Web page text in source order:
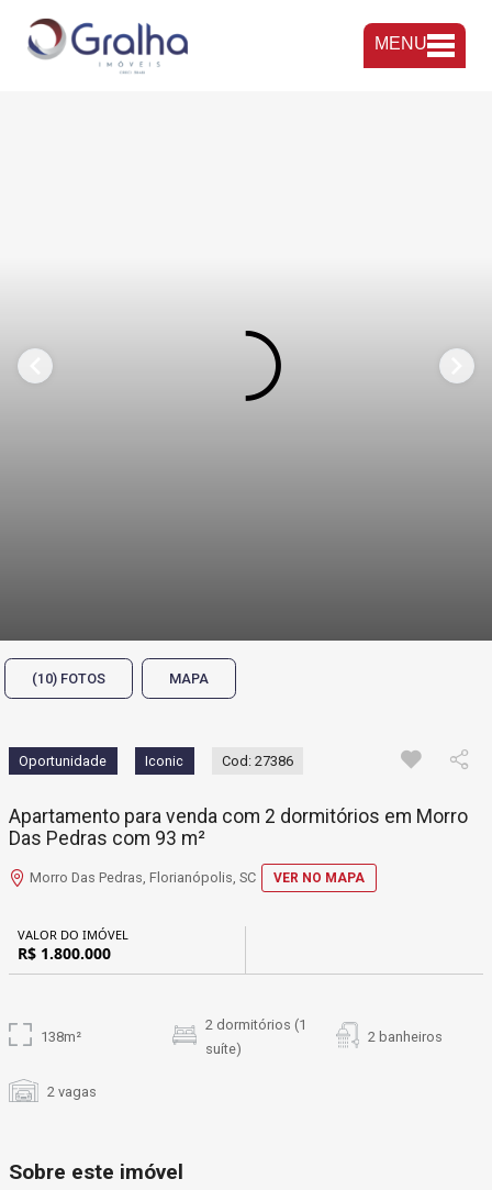
MENU
(10) FOTOS MAPA
Oportunidade Iconic Cod: 27386
Apartamento para venda com 2 dormitórios em Morro
Das Pedras com 93 m²
Morro Das Pedras, Florianópolis, SC VER NO MAPA
VALOR DO IMÓVEL
R$ 1.800.000
138m²
2 dormitórios (1
suíte)
2 banheiros
2 vagas
Sobre este imóvel